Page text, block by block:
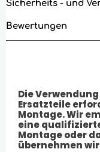
Sicherheits - und
Bewertungen
Die
Ersatzteile
Montage. Wir
eine
Montage oder
übernehmen